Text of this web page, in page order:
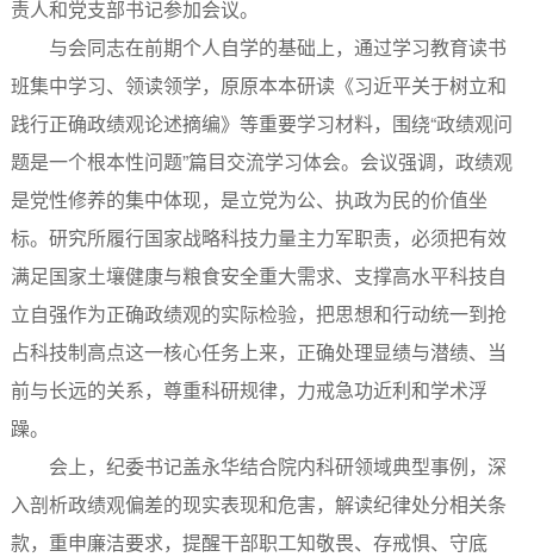
责人和党支部书记参加会议。
与会同志在前期个人自学的基础上，通过学习教育读书
班集中学习、领读领学，原原本本研读《习近平关于树立和
践行正确政绩观论述摘编》等重要学习材料，围绕“政绩观问
题是一个根本性问题”篇目交流学习体会。会议强调，政绩观
是党性修养的集中体现，是立党为公、执政为民的价值坐
标。研究所履行国家战略科技力量主力军职责，必须把有效
满足国家土壤健康与粮食安全重大需求、支撑高水平科技自
立自强作为正确政绩观的实际检验，把思想和行动统一到抢
占科技制高点这一核心任务上来，正确处理显绩与潜绩、当
前与长远的关系，尊重科研规律，力戒急功近利和学术浮
躁。
会上，纪委书记盖永华结合院内科研领域典型事例，深
入剖析政绩观偏差的现实表现和危害，解读纪律处分相关条
款，重申廉洁要求，提醒干部职工知敬畏、存戒惧、守底